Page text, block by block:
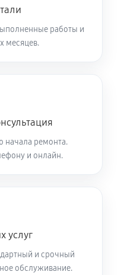
прибор
полосы в
минут
работы и
месяцев.
начала ремонта.
и онлайн.
услуг
и срочный
обслуживание.